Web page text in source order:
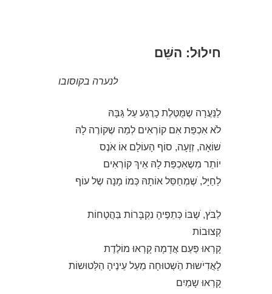
חילוּל: השֵּׁם
לנערה בקוסובו
לַנַּעֲרָה שֶמֻּטֶּלֶת כָרֶגַע עַל גַּבָּהּ
לֹא אִכְפַּת אִם קוֹרְאִים לְמַה שֶקוֹרֶה לָהּ
ֹשוֹאָה, זְוָעָה, סוֹף הָעוֹלָם אוֹ אֹנֶס
יוֹתֵר מִשֶאִכְפַּת לָהּ אֵיךְ קוֹרְאִים
לַחַיָּל, ֹשֶמְחַסֵּל אוֹתָהּ כְּמוֹ מָנָה שֶל עוֹף
לַבֹּץ, ֹשֶבּוֹ כְּתֵפֶיהָ נִקְבָּרוֹת בַּהֲטָחוֹת
קְצוּבוֹת
קָרְאוּ פַּעַם אֲדָמָה קָרְאוּ מוֹלֶדֶת
לָאֲדִיֹשוּת הַֹשְטוּחָה מֵעַל עֵינֶיהָ הַלְּטוּשוֹת
קָרְאוּ שָמַיִם